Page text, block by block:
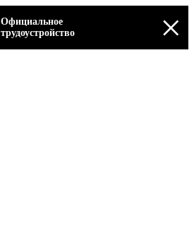
Официальное
трудоустройство
×